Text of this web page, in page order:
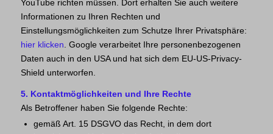
YouTube richten müssen. Dort erhalten Sie auch weitere
Informationen zu Ihren Rechten und
Einstellungsmöglichkeiten zum Schutze Ihrer Privatsphäre:
hier klicken . Google verarbeitet Ihre personenbezogenen
Daten auch in den USA und hat sich dem EU-US-Privacy-
Shield unterworfen.
5. Kontaktmöglichkeiten und Ihre Rechte
Als Betroffener haben Sie folgende Rechte:
gemäß Art. 15 DSGVO das Recht, in dem dort